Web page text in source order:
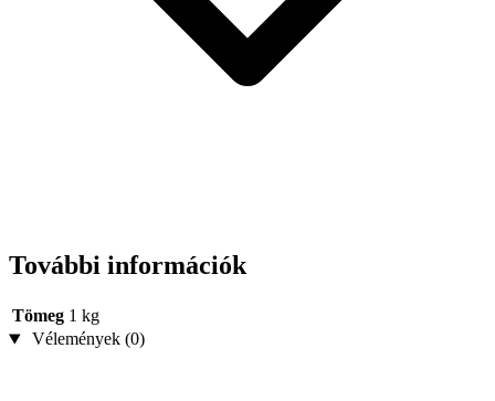
További információk
Tömeg 1 kg
Vélemények (0)